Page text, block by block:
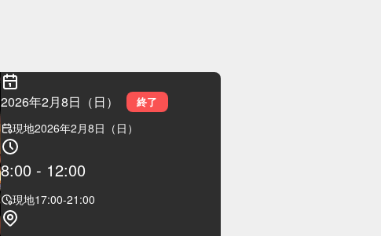
2026年2月8日（日） 終了
現地2026年2月8日（日）
8:00 - 12:00
現地17:00-21:00